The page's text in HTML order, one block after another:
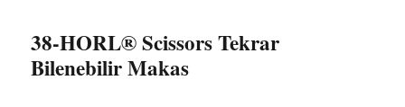
38-HORL® Scissors Tekrar
Bilenebilir Makas